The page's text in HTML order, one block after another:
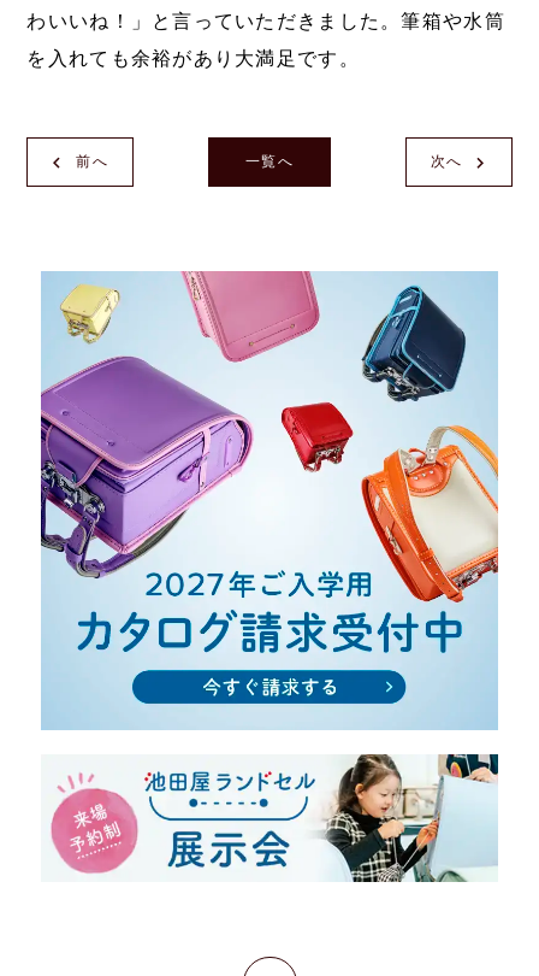
わいいね！」と言っていただきました。筆箱や水筒
を入れても余裕があり大満足です。
前へ 次へ
一覧へ